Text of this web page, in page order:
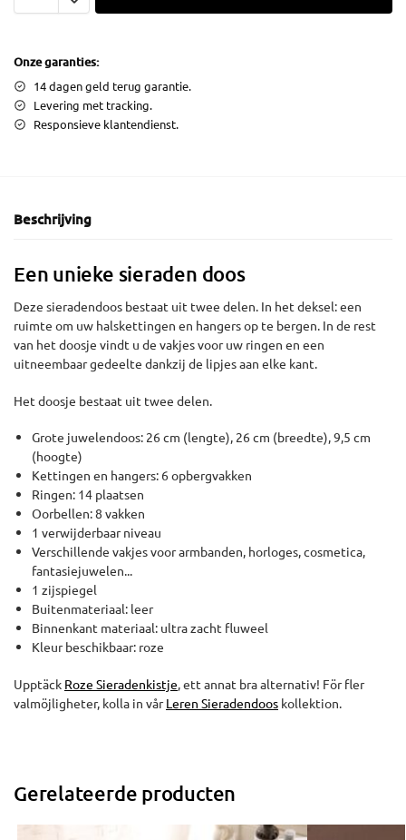
Onze garanties:
14 dagen geld terug garantie.
Levering met tracking.
Responsieve klantendienst.
Beschrijving
Een unieke sieraden doos
Deze sieradendoos bestaat uit twee delen. In het deksel: een
ruimte om uw halskettingen en hangers op te bergen. In de rest
van het doosje vindt u de vakjes voor uw ringen en een
uitneembaar gedeelte dankzij de lipjes aan elke kant.
Het doosje bestaat uit twee delen.
Grote juwelendoos: 26 cm (lengte), 26 cm (breedte), 9,5 cm
(hoogte)
Kettingen en hangers: 6 opbergvakken
Ringen: 14 plaatsen
Oorbellen: 8 vakken
1 verwijderbaar niveau
Verschillende vakjes voor armbanden, horloges, cosmetica,
fantasiejuwelen...
1 zijspiegel
Buitenmateriaal: leer
Binnenkant materiaal: ultra zacht fluweel
Kleur beschikbaar: roze
Upptäck Roze Sieradenkistje, ett annat bra alternativ! För fler
valmöjligheter, kolla in vårLeren Sieradendoos kollektion.
Gerelateerde producten